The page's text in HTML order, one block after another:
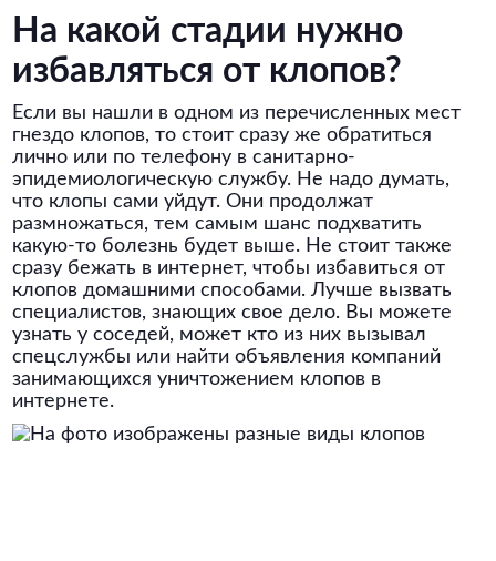
На какой стадии нужно
избавляться от клопов?
Если вы нашли в одном из перечисленных мест
гнездо клопов, то стоит сразу же обратиться
лично или по телефону в санитарно-
эпидемиологическую службу. Не надо думать,
что клопы сами уйдут. Они продолжат
размножаться, тем самым шанс подхватить
какую-то болезнь будет выше. Не стоит также
сразу бежать в интернет, чтобы избавиться от
клопов домашними способами. Лучше вызвать
специалистов, знающих свое дело. Вы можете
узнать у соседей, может кто из них вызывал
спецслужбы или найти объявления компаний
занимающихся уничтожением клопов в
интернете.